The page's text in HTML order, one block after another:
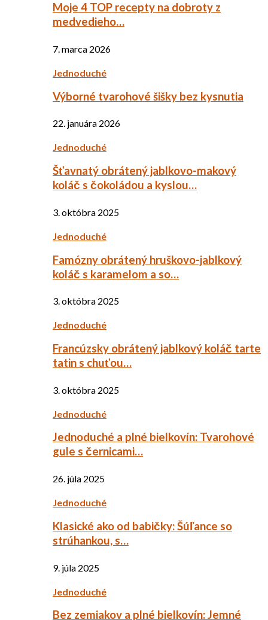
Moje 4 TOP recepty na dobroty z
medvedieho…
7. marca 2026
Jednoduché
Výborné tvarohové šišky bez kysnutia
22. januára 2026
Jednoduché
Šťavnatý obrátený jablkovo-makový
koláč s čokoládou a kyslou…
3. októbra 2025
Jednoduché
Famózny obrátený hruškovo-jablkový
koláč s karamelom a so…
3. októbra 2025
Jednoduché
Francúzsky obrátený jablkový koláč tarte
tatin s chuťou…
3. októbra 2025
Jednoduché
Jednoduché a plné bielkovín: Tvarohové
gule s černicami…
26. júla 2025
Jednoduché
Klasické ako od babičky: Šúľance so
strúhankou, s…
9. júla 2025
Jednoduché
Bez zemiakov a plné bielkovín: Jemné